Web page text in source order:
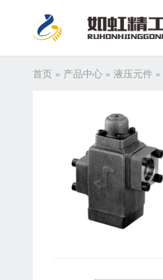
首页 » 产品中心 » 液压元件 »